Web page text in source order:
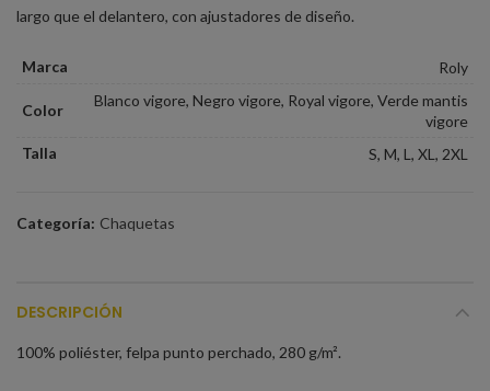
largo que el delantero, con ajustadores de diseño.
Marca Roly
Color
Blanco vigore, Negro vigore, Royal vigore, Verde mantis
vigore
Talla
S, M, L, XL, 2XL
Categoría: Chaquetas
DESCRIPCIÓN
100% poliéster, felpa punto perchado, 280 g/m².